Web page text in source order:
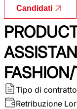
Candidati
Tipo di contratto
Retribuzione